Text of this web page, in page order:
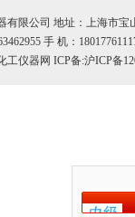
有限公司 地址：上海市宝
手 机：
工仪器网 ICP备:沪ICP备